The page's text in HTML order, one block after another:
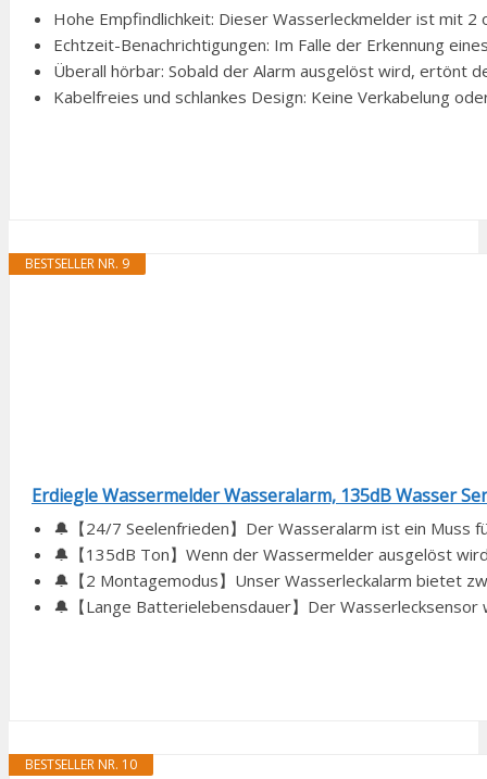
Hohe Empfindlichkeit: Dieser Wasserleckmelder ist mit
Echtzeit-Benachrichtigungen: Im Falle der Erkennung
Überall hörbar: Sobald der Alarm ausgelöst wird, ertönt
Kabelfreies und schlankes Design: Keine Verkabelung
BESTSELLER NR. 9
Erdiegle Wassermelder Wasseralarm, 135dB Wasser
🔔【24/7 Seelenfrieden】Der Wasseralarm ist ein Muss
🔔【135dB Ton】Wenn der Wassermelder ausgelöst
🔔【2 Montagemodus】Unser Wasserleckalarm bietet
🔔【Lange Batterielebensdauer】Der
BESTSELLER NR. 10